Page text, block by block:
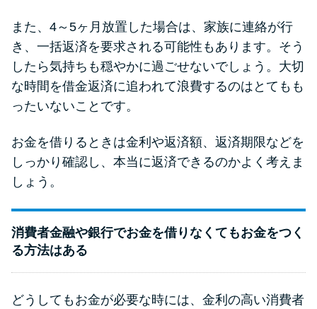
また、4～5ヶ月放置した場合は、家族に連絡が行
き、一括返済を要求される可能性もあります。そう
したら気持ちも穏やかに過ごせないでしょう。大切
な時間を借金返済に追われて浪費するのはとてもも
ったいないことです。
お金を借りるときは金利や返済額、返済期限などを
しっかり確認し、本当に返済できるのかよく考えま
しょう。
消費者金融や銀行でお金を借りなくてもお金をつく
る方法はある
どうしてもお金が必要な時には、金利の高い消費者